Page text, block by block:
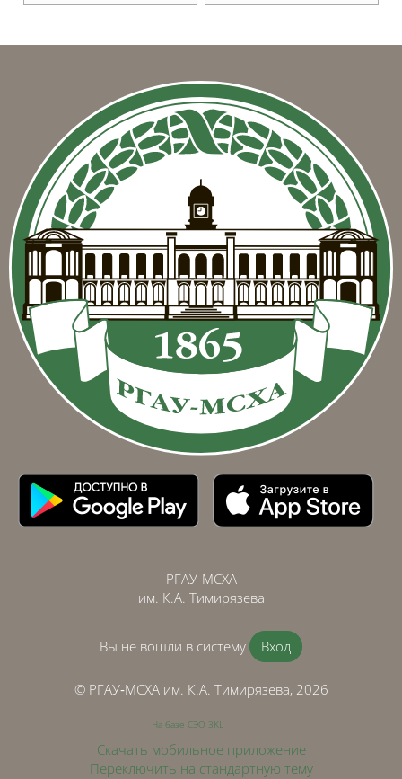
РГАУ-МСХА
им. К.А. Тимирязева
Вы не вошли в систему Вход
© РГАУ‑МСХА им. К.А. Тимирязева, 2026
На базе СЭО 3KL
Скачать мобильное приложение
Переключить на стандартную тему